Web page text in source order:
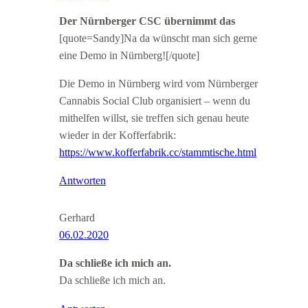
Der Nürnberger CSC übernimmt das
[quote=Sandy]Na da wünscht man sich gerne
eine Demo in Nürnberg![/quote]
Die Demo in Nürnberg wird vom Nürnberger
Cannabis Social Club organisiert – wenn du
mithelfen willst, sie treffen sich genau heute
wieder in der Kofferfabrik:
https://www.kofferfabrik.cc/stammtische.html
Antworten
Gerhard
06.02.2020
Da schließe ich mich an.
Da schließe ich mich an.